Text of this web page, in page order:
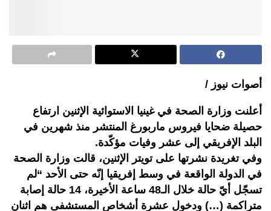
أصوات نيوز /
أعلنت وزارة الصحة في غينيا الاستوائية الإثنين ارتفاع
حصيلة ضحايا فيروس ماربورغ المنتشر منذ شهرين في
البلد الإفريقي إلى عشر وفيات مؤكّدة.
وفي تغريدة نشرتها على تويتر الإثنين، قالت وزارة الصحة
في الدولة الواقعة في وسط إفريقيا إنّه حتى الأحد “لم
تسجّل أيّ حالة خلال الـ48 ساعة الأخيرة، 14 حالة إصابة
متراكمة (…) ودخول عشرة أشخاص المستشفى هم اثنان